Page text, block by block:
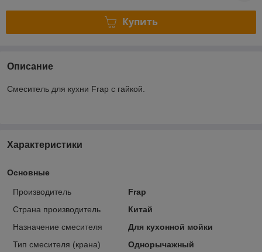
Купить
Описание
Смеситель для кухни Frap с гайкой.
Характеристики
Основные
Производитель
Frap
Страна производитель
Китай
Назначение смесителя
Для кухонной мойки
Тип смесителя (крана)
Однорычажный